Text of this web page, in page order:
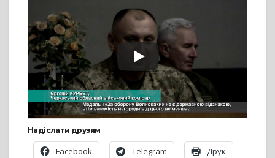
Надіслати друзям
Facebook Telegram Друк